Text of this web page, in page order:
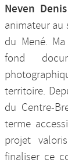
Neven
animateur au
du Mené.
fond
territoire.
du Centre-
terme
projet
finaliser ce